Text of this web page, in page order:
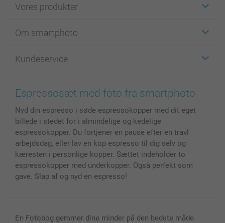
Vores produkter
Fotokort
Fotobøger
Billeder, Plakater & Fotohæfter
Cover til mobil & tablet
MyNameBook
Fotokalender & Kalenderbog
Fotorammer & Tilbehør
Alle fotoprodukter
Om smartphoto
For affiliate
Cookie Policy
Sitemap
Betingelser og garantier
Investor Relations
Kundeservice
100% tilfredshedsgaranti
smartbonus
Priser & betaling
Status for ordrer
Espressosæt med foto fra smartphoto
Nyd din espresso i søde espressokopper med dit eget
billede i stedet for i almindelige og kedelige
espressokopper. Du fortjener en pause efter en travl
arbejdsdag, eller lav en kop espresso til dig selv og
kæresten i personlige kopper. Sættet indeholder to
espressokopper med underkopper. Også perfekt som
gave. Slap af og nyd en espresso!
En Fotobog gemmer dine minder på den bedste måde.